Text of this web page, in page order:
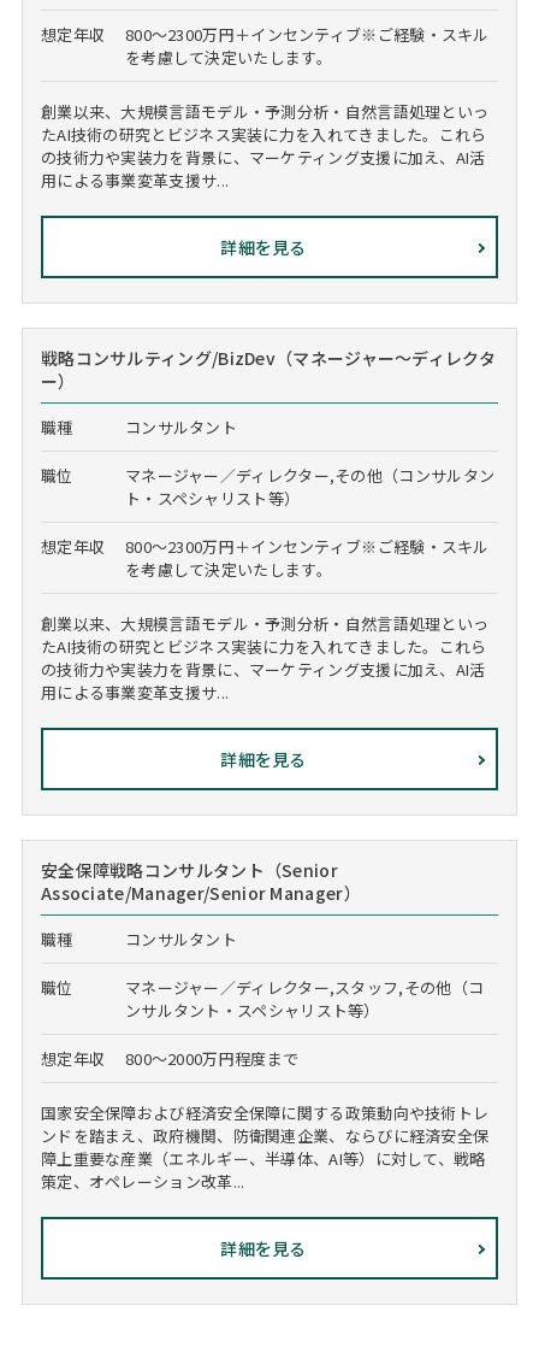
想定年収
800～2300万円＋インセンティブ※ご経験・スキル
を考慮して決定いたします。
創業以来、大規模言語モデル・予測分析・自然言語処理といっ
たAI技術の研究とビジネス実装に力を入れてきました。これら
の技術力や実装力を背景に、マーケティング支援に加え、AI活
用による事業変革支援サ...
詳細を見る
戦略コンサルティング/BizDev（マネージャー～ディレクタ
ー）
職種 コンサルタント
職位
マネージャー／ディレクター,その他（コンサルタン
ト・スペシャリスト等）
想定年収
800～2300万円＋インセンティブ※ご経験・スキル
を考慮して決定いたします。
創業以来、大規模言語モデル・予測分析・自然言語処理といっ
たAI技術の研究とビジネス実装に力を入れてきました。これら
の技術力や実装力を背景に、マーケティング支援に加え、AI活
用による事業変革支援サ...
詳細を見る
安全保障戦略コンサルタント（Senior
Associate/Manager/Senior Manager）
職種 コンサルタント
職位
マネージャー／ディレクター,スタッフ,その他（コ
ンサルタント・スペシャリスト等）
想定年収 800～2000万円程度まで
国家安全保障および経済安全保障に関する政策動向や技術トレ
ンドを踏まえ、政府機関、防衛関連企業、ならびに経済安全保
障上重要な産業（エネルギー、半導体、AI等）に対して、戦略
策定、オペレーション改革...
詳細を見る